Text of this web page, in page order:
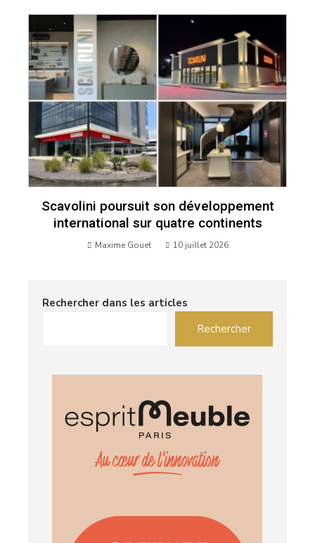
Scavolini poursuit son développement
international sur quatre continents
Maxime Gouet 10 juillet 2026
Rechercher dans les articles
Rechercher